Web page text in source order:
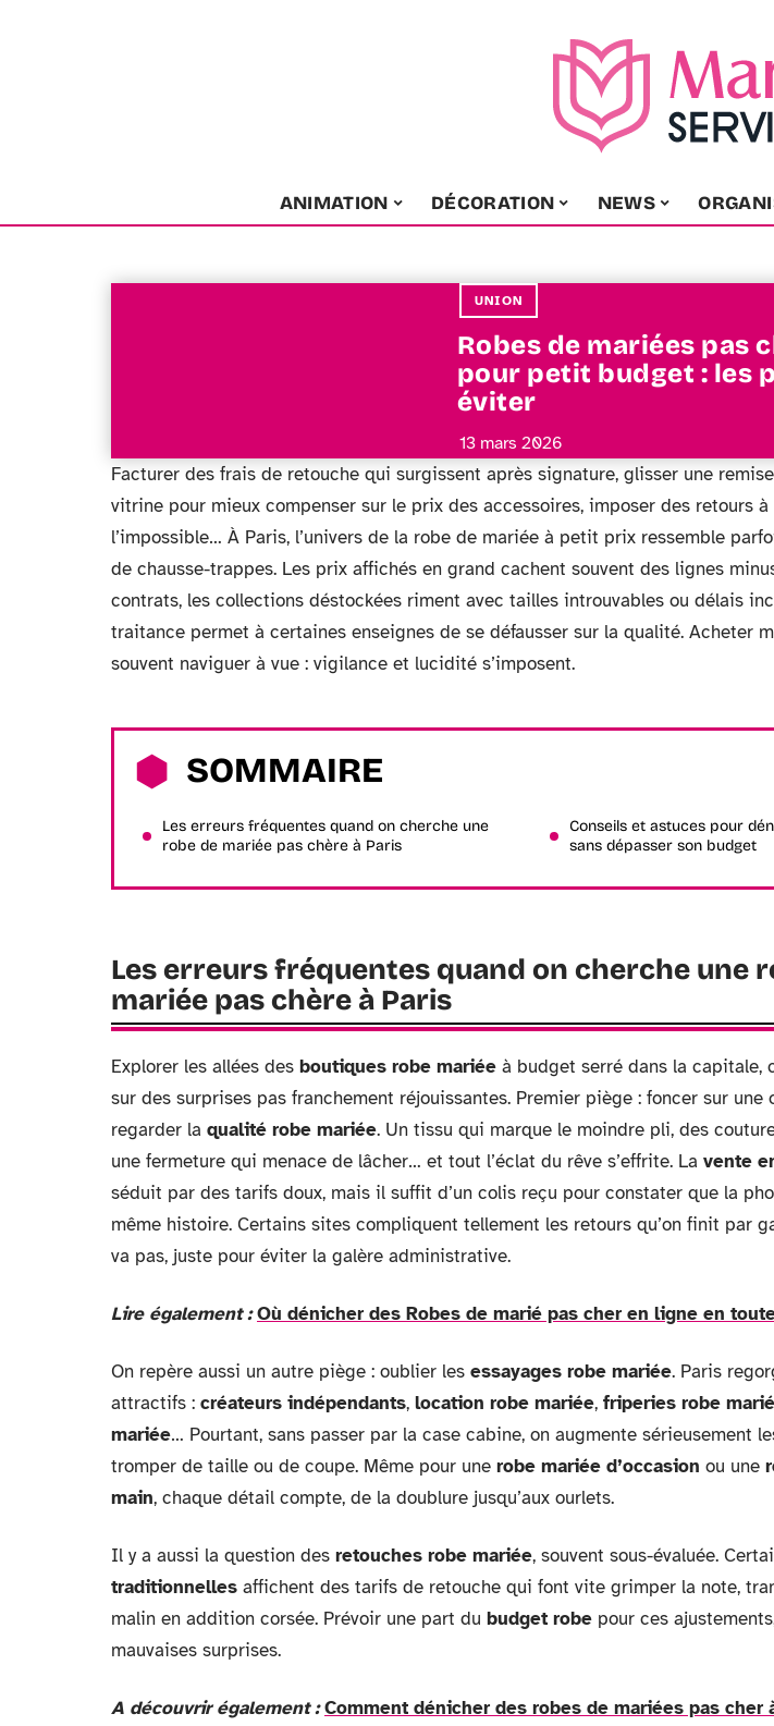
ANIMATION DÉCORATION NEWS
UNION
Robes de mariées pas
pour petit budget : les
éviter
13 mars 2026
Facturer des frais de retouche qui surgissent après signature, glisser une
vitrine pour mieux compenser sur le prix des accessoires, imposer des retours
l’impossible… À Paris, l’univers de la robe de mariée à petit prix ressemble
de chausse-trappes. Les prix affichés en grand cachent souvent des lignes
contrats, les collections déstockées riment avec tailles introuvables ou délais
traitance permet à certaines enseignes de se défausser sur la qualité. Acheter
souvent naviguer à vue : vigilance et lucidité s’imposent.
SOMMAIRE
Les erreurs fréquentes quand on cherche une
robe de mariée pas chère à Paris
Conseils et astuces pour
sans dépasser son budget
Les erreurs fréquentes quand on cherche une
mariée pas chère à Paris
Explorer les allées des boutiques robe mariée à budget serré dans la capitale,
sur des surprises pas franchement réjouissantes. Premier piège : foncer sur une
regarder la qualité robe mariée. Un tissu qui marque le moindre pli, des
une fermeture qui menace de lâcher… et tout l’éclat du rêve s’effrite. La vente
séduit par des tarifs doux, mais il suffit d’un colis reçu pour constater que la
même histoire. Certains sites compliquent tellement les retours qu’on finit par
va pas, juste pour éviter la galère administrative.
Lire également : Où dénicher des Robes de marié pas cher en ligne en
On repère aussi un autre piège : oublier les essayages robe mariée. Paris
attractifs : créateurs indépendants, location robe mariée, friperies robe
mariée… Pourtant, sans passer par la case cabine, on augmente sérieusement
tromper de taille ou de coupe. Même pour une robe mariée d’occasion ou une
main, chaque détail compte, de la doublure jusqu’aux ourlets.
Il y a aussi la question des retouches robe mariée, souvent sous-évaluée.
traditionnelles affichent des tarifs de retouche qui font vite grimper la note,
malin en addition corsée. Prévoir une part du budget robe pour ces
mauvaises surprises.
A découvrir également : Comment dénicher des robes de mariées pas cher